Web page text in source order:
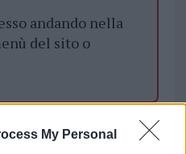
My Personal
andando nella
del sito o